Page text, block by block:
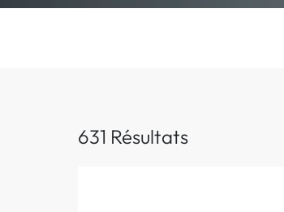
631 Résultats